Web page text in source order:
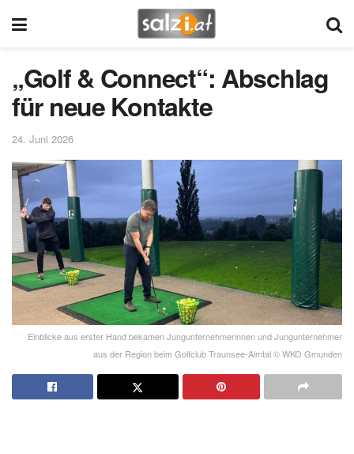
„Golf & Connect“: Abschlag
für neue Kontakte
24. Juni 2026
Einblicke aus erster Hand bekamen Jungunternehmerinnen und Jungunternehmer
aus der Region beim Golfclub Traunsee-Almtal © WKO Gmunden